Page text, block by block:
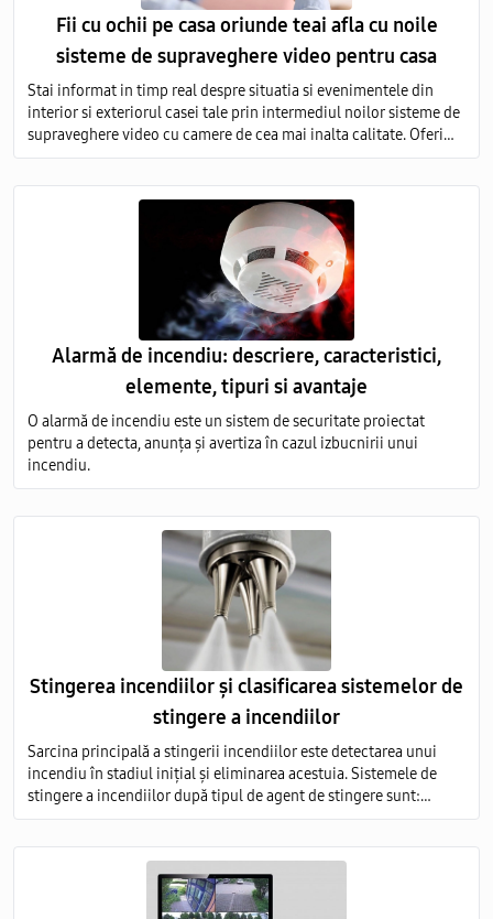
Fii cu ochii pe casa oriunde teai afla cu noile
sisteme de supraveghere video pentru casa
Stai informat in timp real despre situatia si evenimentele din
interior si exteriorul casei tale prin intermediul noilor sisteme de
supraveghere video cu camere de cea mai inalta calitate. Oferim
servicii de vanzare si montare a echipamentelor de monitorizare
Alarmă de incendiu: descriere, caracteristici,
elemente, tipuri si avantaje
O alarmă de incendiu este un sistem de securitate proiectat
pentru a detecta, anunța și avertiza în cazul izbucnirii unui
incendiu.
Stingerea incendiilor și clasificarea sistemelor de
stingere a incendiilor
Sarcina principală a stingerii incendiilor este detectarea unui
incendiu în stadiul inițial și eliminarea acestuia. Sistemele de
stingere a incendiilor după tipul de agent de stingere sunt:
aerosoli; apă; pulbere; gaz; spumă.